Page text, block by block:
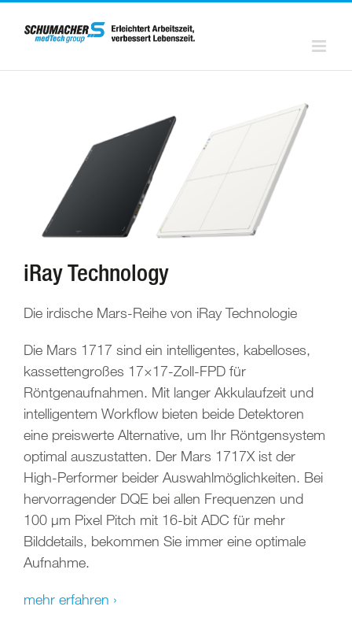
Inhalt
iRay Technology
Die irdische Mars-Reihe von iRay Technologie
Die Mars 1717 sind ein intelligentes, kabelloses,
kassettengroßes 17×17-Zoll-FPD für
Röntgenaufnahmen. Mit langer Akkulaufzeit und
intelligentem Workflow bieten beide Detektoren
eine preiswerte Alternative, um Ihr Röntgensystem
optimal auszustatten. Der Mars 1717X ist der
High-Performer beider Auswahlmöglichkeiten. Bei
hervorragender DQE bei allen Frequenzen und
100 μm Pixel Pitch mit 16-bit ADC für mehr
Bilddetails, bekommen Sie immer eine optimale
Aufnahme.
mehr erfahren ›